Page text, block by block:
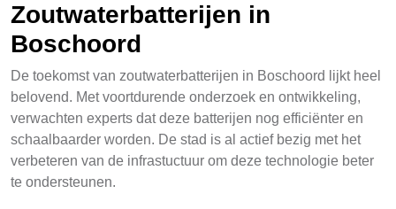
Zoutwaterbatterijen in
Boschoord
De toekomst van zoutwaterbatterijen in Boschoord lijkt heel
belovend. Met voortdurende onderzoek en ontwikkeling,
verwachten experts dat deze batterijen nog efficiënter en
schaalbaarder worden. De stad is al actief bezig met het
verbeteren van de infrastuctuur om deze technologie beter
te ondersteunen.